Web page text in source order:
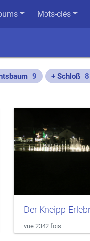
Mots-clés
9 + Schloß 8
vue 2342 fois